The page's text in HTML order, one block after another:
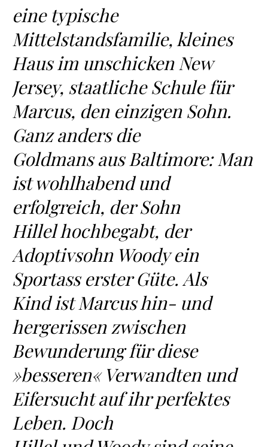
eine typische
Mittelstandsfamilie, kleines
Haus im unschicken New
Jersey, staatliche Schule für
Marcus, den einzigen Sohn.
Ganz anders die
Goldmans aus Baltimore: Man
ist wohlhabend und
erfolgreich, der Sohn
Hillel hochbegabt, der
Adoptivsohn Woody ein
Sportass erster Güte. Als
Kind ist Marcus hin- und
hergerissen zwischen
Bewunderung für diese
»besseren« Verwandten und
Eifersucht auf ihr perfektes
Leben. Doch